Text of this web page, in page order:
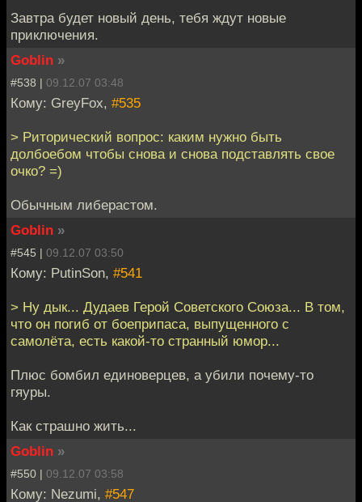
Завтра будет новый день, тебя ждут новые
приключения.
Goblin »
#538 | 09.12.07 03:48
Кому: GreyFox, #535
> Риторический вопрос: каким нужно быть
долбоебом чтобы снова и снова подставлять свое
очко? =)
Обычным либерастом.
Goblin »
#545 | 09.12.07 03:50
Кому: PutinSon, #541
> Ну дык... Дудаев Герой Советского Союза... В том,
что он погиб от боеприпаса, выпущенного с
самолёта, есть какой-то странный юмор...
Плюс бомбил единоверцев, а убили почему-то
гяуры.
Как страшно жить...
Goblin »
#550 | 09.12.07 03:58
Кому: Nezumi, #547